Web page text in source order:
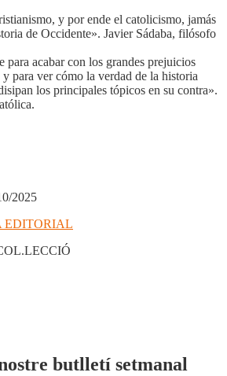
y por ende el catolicismo, jamás
de Occidente». Javier Sádaba, filósofo
acabar con los grandes prejuicios
para ver cómo la verdad de la historia
los principales tópicos en su contra».
2025
EDITORIAL
butlletí setmanal